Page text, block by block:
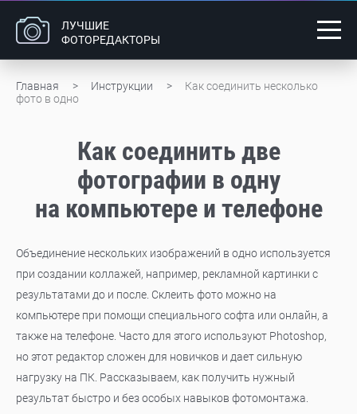
ЛУЧШИЕ
ФОТОРЕДАКТОРЫ
Главная Инструкции
Как соединить несколько
фото в одно
Как соединить две
фотографии в одну
на компьютере и телефоне
Объединение нескольких изображений в одно используется
при создании коллажей, например, рекламной картинки с
результатами до и после. Склеить фото можно на
компьютере при помощи специального софта или онлайн, а
также на телефоне. Часто для этого используют Photoshop,
но этот редактор сложен для новичков и дает сильную
нагрузку на ПК. Рассказываем, как получить нужный
результат быстро и без особых навыков фотомонтажа.